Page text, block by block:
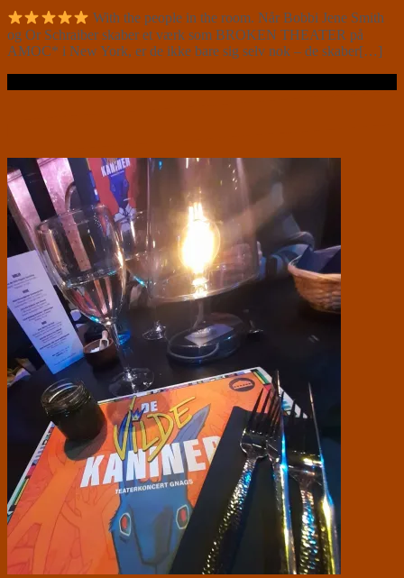
With the people in the room. Når Bobbi Jene Smith
og Or Schraiber skaber et værk som BROKEN THEATER på
AMOC* i New York, er de ikke bare sig selv nok – de skaber[…]